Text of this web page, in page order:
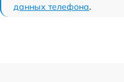
данных телефона.